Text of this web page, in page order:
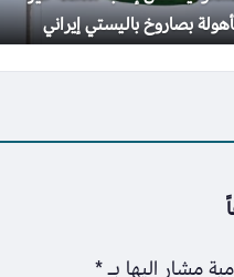
بصاروخ باليستي إيراني
مشار إليها بـ*